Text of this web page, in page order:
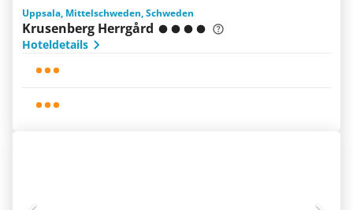
Uppsala, Mittelschweden, Schweden
Krusenberg Herrgård
Hoteldetails